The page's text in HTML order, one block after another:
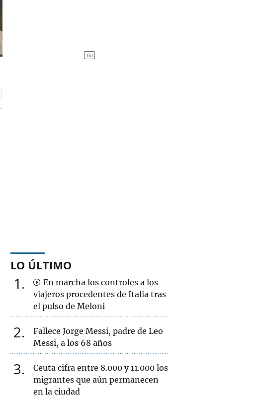
LO ÚLTIMO
1
En marcha los controles a los
viajeros procedentes de Italia tras
el pulso de Meloni
2
Fallece Jorge Messi, padre de Leo
Messi, a los 68 años
3
Ceuta cifra entre 8.000 y 11.000 los
migrantes que aún permanecen
en la ciudad